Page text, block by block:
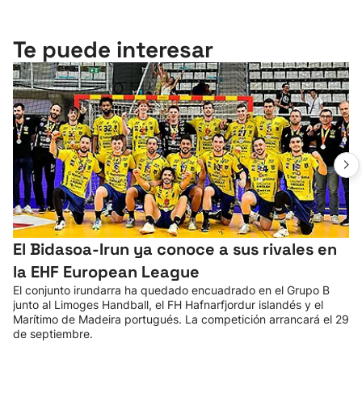
Te puede interesar
El Bidasoa-Irun ya conoce a sus rivales en
la EHF European League
El conjunto irundarra ha quedado encuadrado en el Grupo B
junto al Limoges Handball, el FH Hafnarfjordur islandés y el
Marítimo de Madeira portugués. La competición arrancará el 29
de septiembre.